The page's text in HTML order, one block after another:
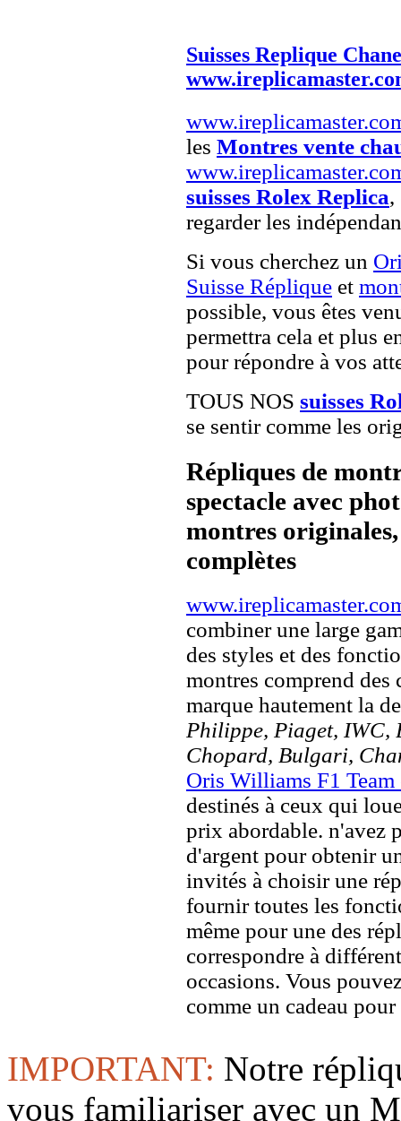
Suisses Replique
les Montres vente
suisses Rolex Replica,
regarder les
Si vous cherchez un
Suisse Réplique et
possible, vous êtes
permettra cela et plus
pour répondre à vos
TOUS NOS suisses
se sentir comme les
Répliques de
spectacle avec
montres
complètes
combiner une large
des styles et des
montres comprend des
marque hautement la
Philippe, Piaget, IWC,
Chopard, Bulgari,
Oris Williams F1
destinés à ceux qui
prix abordable. n'avez
d'argent pour obtenir
invités à choisir une
fournir toutes les
même pour une des
correspondre à
occasions. Vous
comme un cadeau
IMPORTANT: Notre
vous familiariser avec un